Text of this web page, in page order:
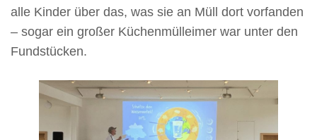
alle Kinder über das, was sie an Müll dort vorfanden
– sogar ein großer Küchenmülleimer war unter den
Fundstücken.